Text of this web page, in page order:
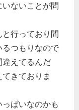
ないことが問
行っており間
つもりなので
えてるんだ
きておりま
ぱいなのかも